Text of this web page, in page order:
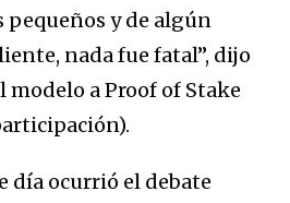
pequeños y de algún
nada fue fatal”, dijo
modelo a Proof of Stake
día ocurrió el debate